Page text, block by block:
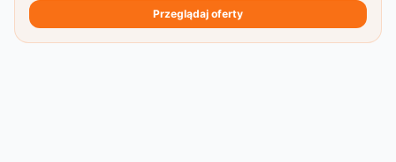
Przeglądaj oferty